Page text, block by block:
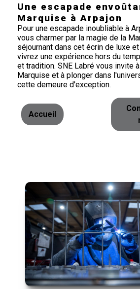
Une escapade
Marquise à Arpajon
Pour une escapade inoubliable à
vous charmer par la magie de la
séjournant dans cet écrin de luxe
vivrez une expérience hors du
et tradition. SNE Labré vous invite
Marquise et à plonger dans
cette demeure d'exception.
Accueil